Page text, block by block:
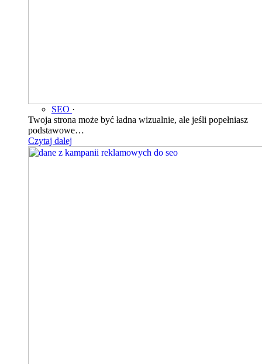
SEO ·
Twoja strona może być ładna wizualnie, ale jeśli popełniasz
podstawowe…
Czytaj dalej